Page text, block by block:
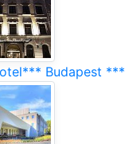
Budapest ***